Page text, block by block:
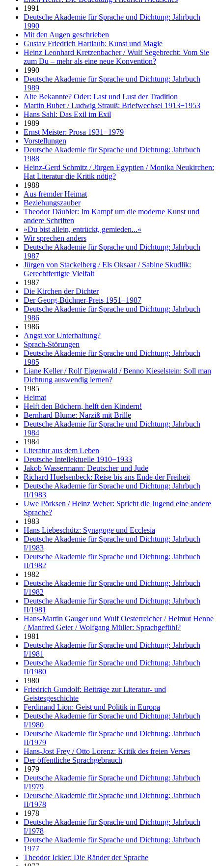
1991
Deutsche Akademie für Sprache und Dichtung: Jahrbuch
1990
Mit den Augen geschrieben
Gustav Friedrich Hartlaub: Kunst und Magie
Heinz Leonhard Kretzenbacher / Wulf Segebrecht: Vom Sie
zum Du – mehr als eine neue Konvention?
1990
Deutsche Akademie für Sprache und Dichtung: Jahrbuch
1989
Alte Bekannte? Oder: Last und Lust der Tradition
Martin Buber / Ludwig Strauß: Briefwechsel 1913−1953
Hans Sahl: Das Exil im Exil
1989
Ernst Meister: Prosa 1931−1979
Vorstellungen
Deutsche Akademie für Sprache und Dichtung: Jahrbuch
1988
Heinz-Gerd Schmitz / Jürgen Egyptien / Monika Neukirchen:
Hat Literatur die Kritik nötig?
1988
Aus fremder Heimat
Beziehungszauber
Theodor Däubler: Im Kampf um die moderne Kunst und
andere Schriften
»Du bist allein, entrückt, gemieden...«
Wir sprechen anders
Deutsche Akademie für Sprache und Dichtung: Jahrbuch
1987
Jürgen von Stackelberg / Els Oksaar / Sabine Skudlik:
Gerechtfertigte Vielfalt
1987
Die Kirchen der Dichter
Der Georg-Büchner-Preis 1951−1987
Deutsche Akademie für Sprache und Dichtung: Jahrbuch
1986
1986
Angst vor Unterhaltung?
Sprach-Störungen
Deutsche Akademie für Sprache und Dichtung: Jahrbuch
1985
Liane Keller / Rolf Eigenwald / Benno Kieselstein: Soll man
Dichtung auswendig lernen?
1985
Heimat
Helft den Büchern, helft den Kindern!
Bernhard Blume: Narziß mit Brille
Deutsche Akademie für Sprache und Dichtung: Jahrbuch
1984
1984
Literatur aus dem Leben
Deutsche Intellektuelle 1910−1933
Jakob Wassermann: Deutscher und Jude
Richard Huelsenbeck: Reise bis ans Ende der Freiheit
Deutsche Akademie für Sprache und Dichtung: Jahrbuch
II/1983
Uwe Pörksen / Heinz Weber: Spricht die Jugend eine andere
Sprache?
1983
Hans Liebeschütz: Synagoge und Ecclesia
Deutsche Akademie für Sprache und Dichtung: Jahrbuch
I/1983
Deutsche Akademie für Sprache und Dichtung: Jahrbuch
II/1982
1982
Deutsche Akademie für Sprache und Dichtung: Jahrbuch
I/1982
Deutsche Akademie für Sprache und Dichtung: Jahrbuch
II/1981
Hans-Martin Gauger und Wulf Oesterreicher / Helmut Henne
/ Manfred Geier / Wolfgang Müller: Sprachgefühl?
1981
Deutsche Akademie für Sprache und Dichtung: Jahrbuch
I/1981
Deutsche Akademie für Sprache und Dichtung: Jahrbuch
II/1980
1980
Friedrich Gundolf: Beiträge zur Literatur- und
Geistesgeschichte
Ferdinand Lion: Geist und Politik in Europa
Deutsche Akademie für Sprache und Dichtung: Jahrbuch
I/1980
Deutsche Akademie für Sprache und Dichtung: Jahrbuch
II/1979
Hans-Jost Frey / Otto Lorenz: Kritik des freien Verses
Der öffentliche Sprachgebrauch
1979
Deutsche Akademie für Sprache und Dichtung: Jahrbuch
I/1979
Deutsche Akademie für Sprache und Dichtung: Jahrbuch
II/1978
1978
Deutsche Akademie für Sprache und Dichtung: Jahrbuch
I/1978
Deutsche Akademie für Sprache und Dichtung: Jahrbuch
1977
Theodor Ickler: Die Ränder der Sprache